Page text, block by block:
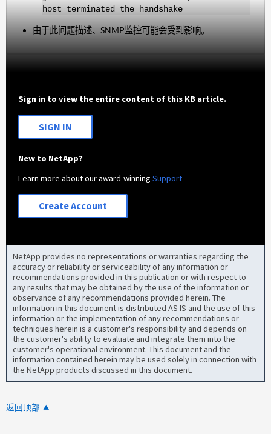
host terminated the handshake
由于此问题描述、SNMP监控可能会受到影响。
Sign in to view the entire content of this KB article.
SIGN IN
New to NetApp?
Learn more about our award-winningSupport
Create Account
NetApp provides no representations or warranties regarding the
accuracy or reliability or serviceability of any information or
recommendations provided in this publication or with respect to
any results that may be obtained by the use of the information or
observance of any recommendations provided herein. The
information in this document is distributed AS IS and the use of this
information or the implementation of any recommendations or
techniques herein is a customer's responsibility and depends on
the customer's ability to evaluate and integrate them into the
customer's operational environment. This document and the
information contained herein may be used solely in connection with
the NetApp products discussed in this document.
返回顶部